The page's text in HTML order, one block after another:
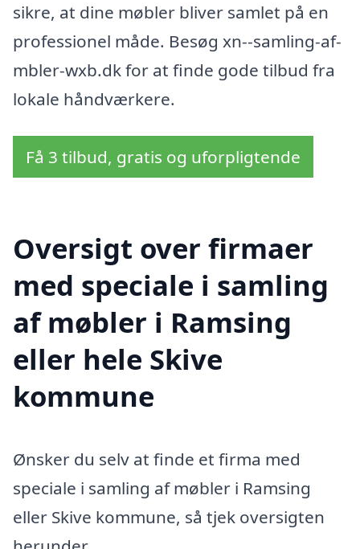
sikre, at dine møbler bliver samlet på en
professionel måde. Besøg xn--samling-af-
mbler-wxb.dk for at finde gode tilbud fra
lokale håndværkere.
Få 3 tilbud, gratis og uforpligtende
Oversigt over firmaer
med speciale i samling
af møbler i Ramsing
eller hele Skive
kommune
Ønsker du selv at finde et firma med
speciale i samling af møbler i Ramsing
eller Skive kommune, så tjek oversigten